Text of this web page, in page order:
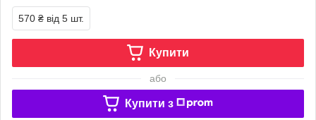
570 ₴ від 5 шт.
Купити
або
Купити з